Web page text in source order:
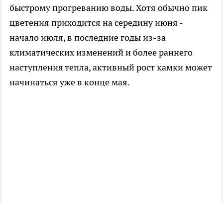
быстрому прогреванию воды. Хотя обычно пик
цветения приходится на середину июня -
начало июля, в последние годы из-за
климатических изменений и более раннего
наступления тепла, активный рост камки может
начинаться уже в конце мая.